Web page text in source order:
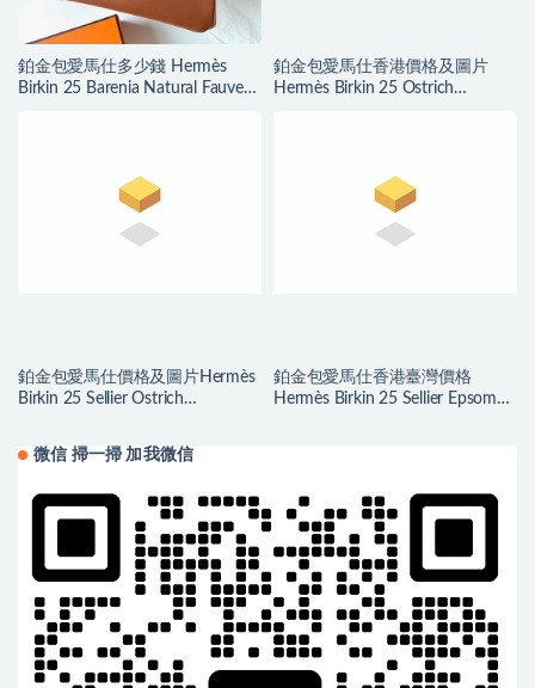
鉑金包愛馬仕多少錢 Hermès
Birkin 25 Barenia Natural Fauve
鉑金包愛馬仕香港價格及圖片
Hermès Birkin 25 Ostrich
鉑金包愛馬仕價格及圖片Hermès
Birkin 25 Sellier Ostrich
鉑金包愛馬仕香港臺灣價格
Hermès Birkin 25 Sellier Epsom
微信 掃一掃 加我微信